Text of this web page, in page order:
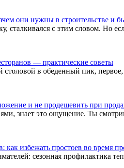
они нужны в строительстве и
сталкивался с этим словом. Но
— практические советы
столовой в обеденный пик,
и не продешевить при
знает это ощущение. Ты
избежать простоев во время
сезонная профилактика